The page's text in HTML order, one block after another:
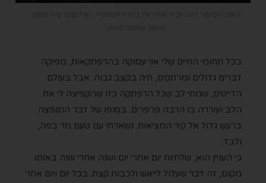
בכל תחומי החיים שלי אני עסוקה בהרפתקאות, מפיקה
דברים גדולים ומרתקים, חיה בקצב גבוה. אבל בעולם
הדייטים, שמתי לב שכל הרפתקה כזו שהקפיצה לי את
הלב ועוררה בו הרבה פרפרים, בסופו של דבר התנפצה
ברעש גדול אל קיר המציאות. נשארתי עם טעם מר בפה,
ולבד.
כי העניין הוא, שלחיות יום אחרי יום ושנה אחרי שנה באותו
מקום, זה דבר שעלול לייאש ולכבות קצת. בכל יום ויום אחר